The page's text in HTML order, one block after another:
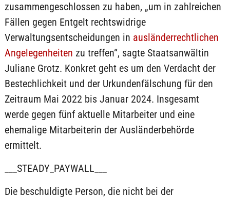
zusammengeschlossen zu haben, „um in zahlreichen
Fällen gegen Entgelt rechtswidrige
Verwaltungsentscheidungen in ausländerrechtlichen
Angelegenheiten zu treffen“, sagte Staatsanwältin
Juliane Grotz. Konkret geht es um den Verdacht der
Bestechlichkeit und der Urkundenfälschung für den
Zeitraum Mai 2022 bis Januar 2024. Insgesamt
werde gegen fünf aktuelle Mitarbeiter und eine
ehemalige Mitarbeiterin der Ausländerbehörde
ermittelt.
___STEADY_PAYWALL___
Die beschuldigte Person, die nicht bei der